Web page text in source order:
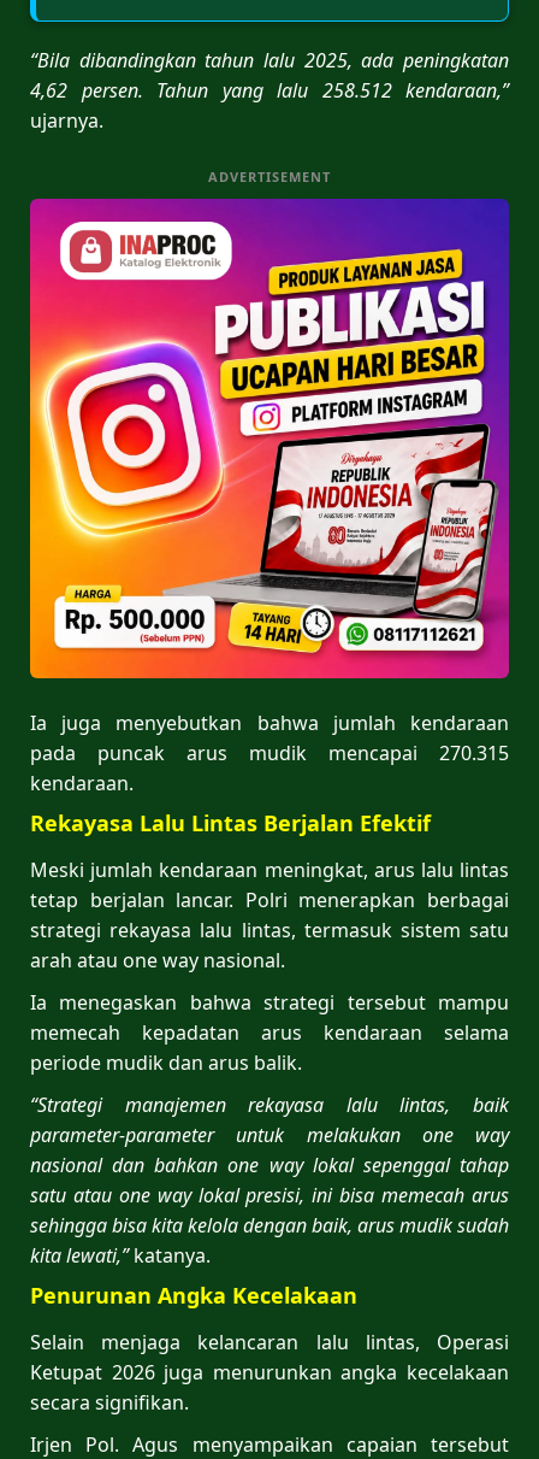
“Bila dibandingkan tahun lalu 2025, ada peningkatan
4,62 persen. Tahun yang lalu 258.512 kendaraan,”
ujarnya.
ADVERTISEMENT
Ia juga menyebutkan bahwa jumlah kendaraan
pada puncak arus mudik mencapai 270.315
kendaraan.
Rekayasa Lalu Lintas Berjalan Efektif
Meski jumlah kendaraan meningkat, arus lalu lintas
tetap berjalan lancar. Polri menerapkan berbagai
strategi rekayasa lalu lintas, termasuk sistem satu
arah atau one way nasional.
Ia menegaskan bahwa strategi tersebut mampu
memecah kepadatan arus kendaraan selama
periode mudik dan arus balik.
“Strategi manajemen rekayasa lalu lintas, baik
parameter-parameter untuk melakukan one way
nasional dan bahkan one way lokal sepenggal tahap
satu atau one way lokal presisi, ini bisa memecah arus
sehingga bisa kita kelola dengan baik, arus mudik sudah
kita lewati,”katanya.
Penurunan Angka Kecelakaan
Selain menjaga kelancaran lalu lintas, Operasi
Ketupat 2026 juga menurunkan angka kecelakaan
secara signifikan.
Irjen Pol. Agus menyampaikan capaian tersebut